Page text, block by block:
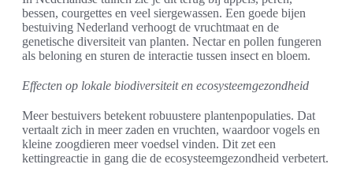
bessen, courgettes en veel siergewassen. Een goede bijen
bestuiving Nederland verhoogt de vruchtmaat en de
genetische diversiteit van planten. Nectar en pollen fungeren
als beloning en sturen de interactie tussen insect en bloem.
Effecten op lokale biodiversiteit en ecosysteemgezondheid
Meer bestuivers betekent robuustere plantenpopulaties. Dat
vertaalt zich in meer zaden en vruchten, waardoor vogels en
kleine zoogdieren meer voedsel vinden. Dit zet een
kettingreactie in gang die de ecosysteemgezondheid verbetert.